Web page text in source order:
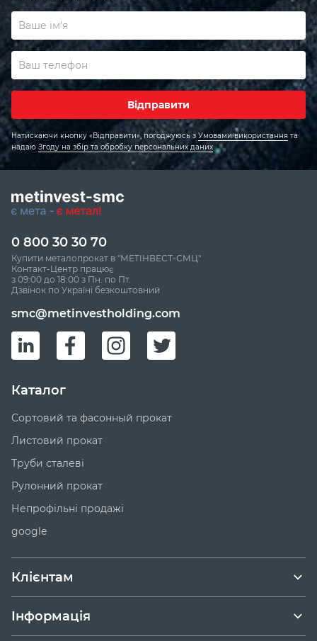
Відправити
Натискаючи кнопку «Відправити», погоджуюсь з Умовами використання та
надаю Згоду на збір та обробку персональних даних
0 800 30 30 70
Купити металопрокат в "МЕТІНВЕСТ-СМЦ"
Контакт-Центр працює
з 09:00 до 18:00 з Пн. по Пт.
Дзвінок по Україні безкоштовний
smc@metinvestholding.com
Каталог
Сортовий та фасонный прокат
Листовий прокат
Труби сталеві
Рулонний прокат
Непрофільні продажі
google
Клієнтам
Інформація